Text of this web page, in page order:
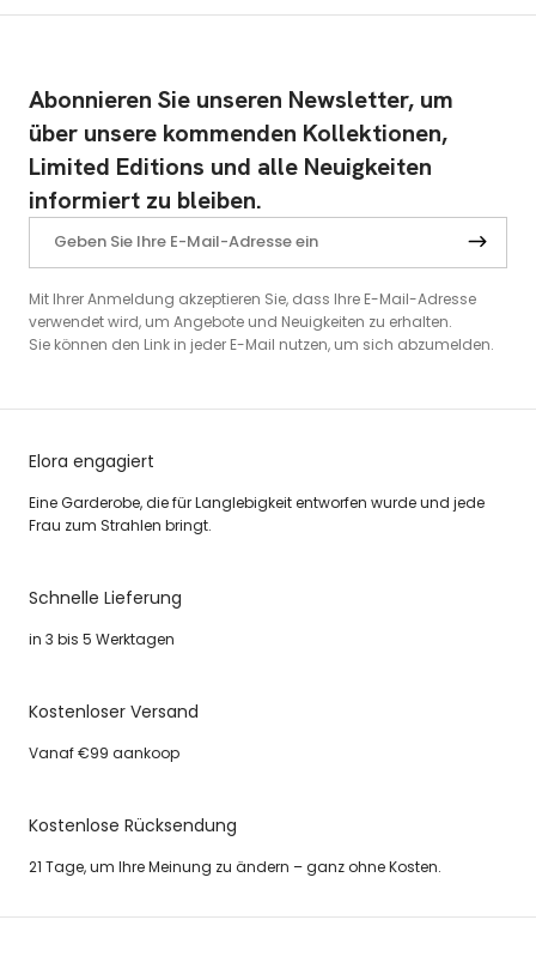
Abonnieren Sie unseren Newsletter, um
über unsere kommenden Kollektionen,
Limited Editions und alle Neuigkeiten
informiert zu bleiben.
Mit Ihrer Anmeldung akzeptieren Sie, dass Ihre E-Mail-Adresse
verwendet wird, um Angebote und Neuigkeiten zu erhalten.
Sie können den Link in jeder E-Mail nutzen, um sich abzumelden.
Elora engagiert
Eine Garderobe, die für Langlebigkeit entworfen wurde und jede
Frau zum Strahlen bringt.
Schnelle Lieferung
in 3 bis 5 Werktagen
Kostenloser Versand
Vanaf €99 aankoop
Kostenlose Rücksendung
21 Tage, um Ihre Meinung zu ändern – ganz ohne Kosten.